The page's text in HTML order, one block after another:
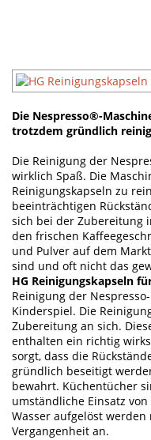
Die Nespresso®-
trotzdem gründlich
Die Reinigung der
wirklich Spaß. Die
Reinigungskapseln zu
beeinträchtigen
sich bei der Zubereitung
den frischen
und Pulver auf dem
sind und oft nicht das
HG Reinigungskapseln
Reinigung der
Kinderspiel. Die
Zubereitung an sich.
enthalten ein richtig
sorgt, dass die
gründlich beseitigt
bewahrt. Küchentücher
umständliche Einsatz
Wasser aufgelöst
Vergangenheit an.